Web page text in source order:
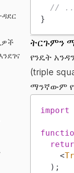
//
}
ትርጉምን
የንዴት
(triple
ማንኛውም
import
<
) ;